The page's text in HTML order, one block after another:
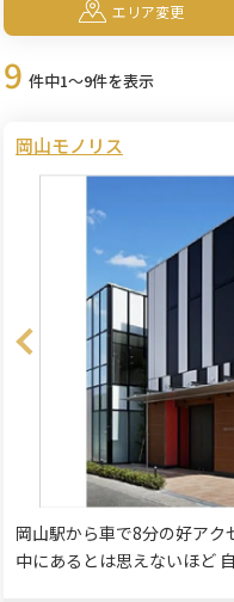
エリア変更
9 件中1～9件を表示
岡山モノリス
岡山駅から車で8分の好ア
中にあるとは思えないほど